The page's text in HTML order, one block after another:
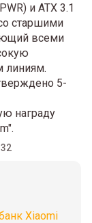
и ATX 3.1
старшими
всеми
линиям.
5-
награду
Xiaomi